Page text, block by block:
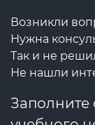
Возникли
Нужна
Так и не
Не нашли